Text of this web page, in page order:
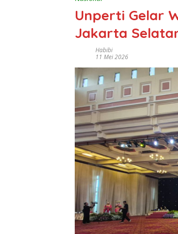
Unperti Gelar
Jakarta
Habibi
11 Mei 2026